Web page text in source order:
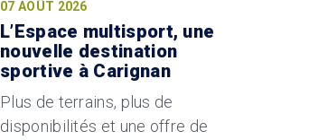
07 AOÛT 2026
L’Espace multisport, une
nouvelle destination
sportive à Carignan
Plus de terrains, plus de
disponibilités et une offre de